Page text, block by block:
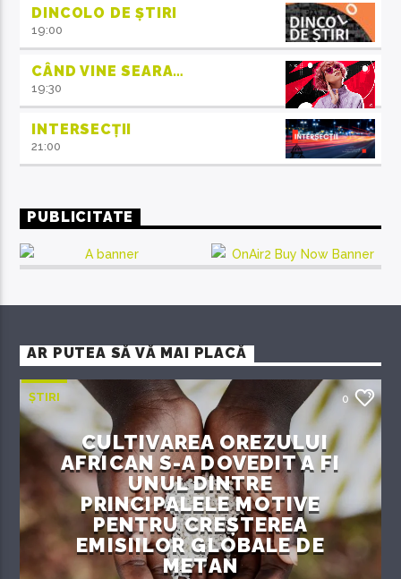
DINCOLO DE ȘTIRI
19:00
CÂND VINE SEARA…
19:30
INTERSECȚII
21:00
PUBLICITATE
AR PUTEA SĂ VĂ MAI PLACĂ
ȘTIRI 0
CULTIVAREA OREZULUI
AFRICAN S-A DOVEDIT A FI
UNUL DINTRE
PRINCIPALELE MOTIVE
PENTRU CREȘTEREA
EMISIILOR GLOBALE DE
METAN